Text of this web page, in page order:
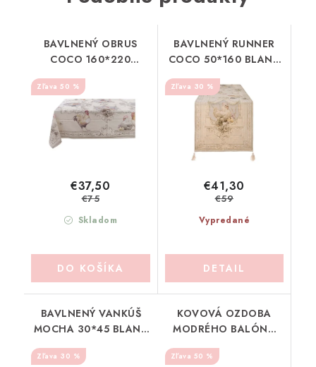
BAVLNENÝ OBRUS
COCO 160*220
BLANC MARICLO
(A39829)
50 %
Skladom
€37,50
€75
DO KOŠÍKA
BAVLNENÝ RUNNER
COCO 50*160 BLANC
MARICLO (A39938)
30 %
Vypredané
€41,30
€59
DETAIL
BAVLNENÝ VANKÚŠ
MOCHA 30*45 BLANC
30 %
KOVOVÁ OZDOBA
MODRÉHO BALÓNA
(A39976C)
50 %